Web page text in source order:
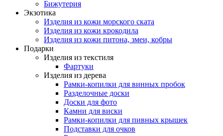
Бижутерия
Экзотика
Изделия из кожи морского ската
Изделия из кожи крокодила
Изделия из кожи питона, змеи, кобры
Подарки
Изделия из текстиля
Фартуки
Изделия из дерева
Рамки-копилки для винных пробок
Разделочные доски
Доски для фото
Камни для виски
Рамки-копилки для пивных крышек
Подставки для очков